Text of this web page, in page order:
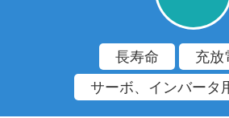
長寿命
充放
サーボ、インバータ